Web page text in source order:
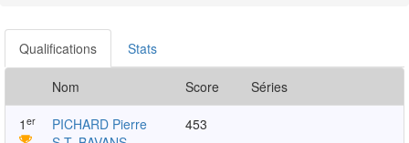
Qualifications Stats
Nom Score Séries
1 er
PICHARD Pierre
453